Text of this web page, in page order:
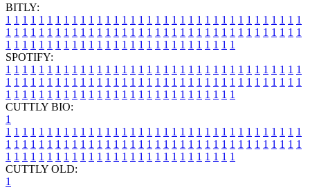
BITLY:
1 1 1 1 1 1 1 1 1 1 1 1 1 1 1 1 1 1 1 1 1 1 1 1 1 1 1 1 1 1 1 1 1 1 1 1
1 1 1 1 1 1 1 1 1 1 1 1 1 1 1 1 1 1 1 1 1 1 1 1 1 1 1 1 1 1 1 1 1 1 1 1
1 1 1 1 1 1 1 1 1 1 1 1 1 1 1 1 1 1 1 1 1 1 1 1 1 1 1 1
SPOTIFY:
1 1 1 1 1 1 1 1 1 1 1 1 1 1 1 1 1 1 1 1 1 1 1 1 1 1 1 1 1 1 1 1 1 1 1 1
1 1 1 1 1 1 1 1 1 1 1 1 1 1 1 1 1 1 1 1 1 1 1 1 1 1 1 1 1 1 1 1 1 1 1 1
1 1 1 1 1 1 1 1 1 1 1 1 1 1 1 1 1 1 1 1 1 1 1 1 1 1 1 1
CUTTLY BIO:
1
1 1 1 1 1 1 1 1 1 1 1 1 1 1 1 1 1 1 1 1 1 1 1 1 1 1 1 1 1 1 1 1 1 1 1 1
1 1 1 1 1 1 1 1 1 1 1 1 1 1 1 1 1 1 1 1 1 1 1 1 1 1 1 1 1 1 1 1 1 1 1 1
1 1 1 1 1 1 1 1 1 1 1 1 1 1 1 1 1 1 1 1 1 1 1 1 1 1 1 1
CUTTLY OLD:
1